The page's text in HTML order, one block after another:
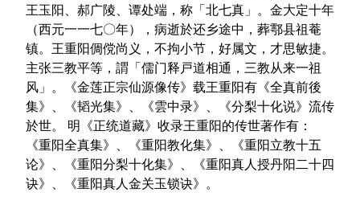
王玉阳、郝广陵、谭处端，称「北七真」。金大定十年
（西元一一七〇年），病逝於还乡途中，葬鄠县祖菴
镇。王重阳倜傥尚义，不拘小节，好属文，才思敏捷。
主张三教平等，謂「儒门释戸道相通，三教从来一祖
风」。《金莲正宗仙源像传》载王重阳有《全真前後
集》、《韬光集》、《雲中录》、《分梨十化说》流传
於世。 明《正统道藏》收录王重阳的传世著作有：
《重阳全真集》、《重阳教化集》、《重阳立教十五
论》、《重阳分梨十化集》、《重阳真人授丹阳二十四
诀》、《重阳真人金关玉锁诀》。